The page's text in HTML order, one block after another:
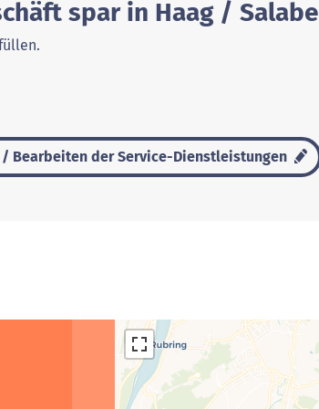
spar in Haag /
/ Bearbeiten der Service-Dienstleistungen